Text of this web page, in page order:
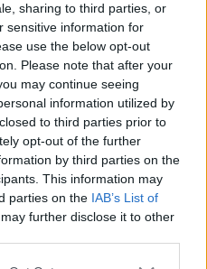
sharing to third parties, or
sensitive information for
use the below opt-out
Please note that after your
may continue seeing
information utilized by
to third parties prior to
opt-out of the further
by third parties on the
This information may
parties on the IAB’s List of
further disclose it to other
ότι ο σκύλος σας
στον A$AP Rocky κατά τη
ψυγείο; Τι ισχύει